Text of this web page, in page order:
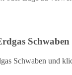
Schwaben und